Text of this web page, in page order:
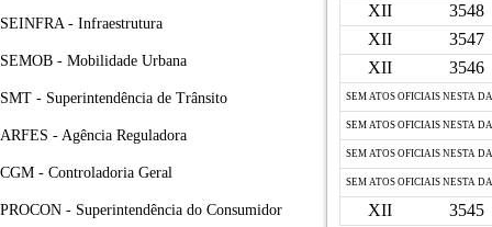
SEINFRA - Infraestrutura
SEMOB - Mobilidade Urbana
SMT - Superintendência de Trânsito
ARFES - Agência Reguladora
CGM - Controladoria Geral
PROCON - Superintendência do Consumidor
XII
3548
XII
3547
XII
3546
SEM ATOS OFICIAIS NESTA
SEM ATOS OFICIAIS NESTA
SEM ATOS OFICIAIS NESTA
SEM ATOS OFICIAIS NESTA
XII 3545